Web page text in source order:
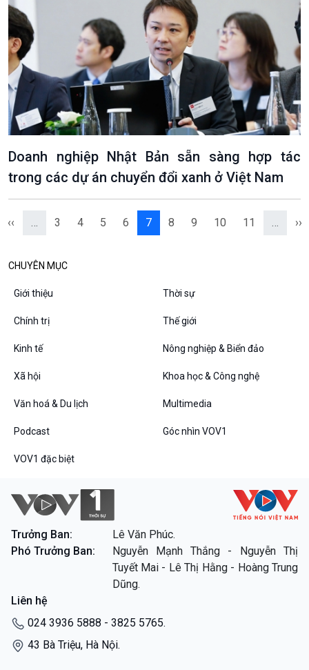
VOV1 đặc biệt
Thanh âm ký sự
Chân dung cuộc sống
Các chương trình đặc biệt
Doanh nghiệp Nhật Bản sẵn sàng hợp tác
trong các dự án chuyển đổi xanh ở Việt Nam
‹‹ … 3 4 5 6 7 8 9 10 11 … ››
CHUYÊN MỤC
Giới thiệu Thời sự
Chính trị Thế giới
Kinh tế Nông nghiệp & Biển đảo
Xã hội Khoa học & Công nghệ
Văn hoá & Du lịch Multimedia
Podcast Góc nhìn VOV1
VOV1 đặc biệt
Trưởng Ban:
Lê Văn Phúc.
Phó Trưởng Ban:
Nguyễn Mạnh Thắng - Nguyễn Thị
Tuyết Mai - Lê Thị Hằng - Hoàng Trung
Dũng.
Liên hệ
024 3936 5888 - 3825 5765.
43 Bà Triệu, Hà Nội.